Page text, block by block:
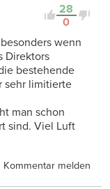
28
0
wenn
Direktors
bestehende
sehr limitierte
man schon
sind. Viel Luft
Kommentar melden